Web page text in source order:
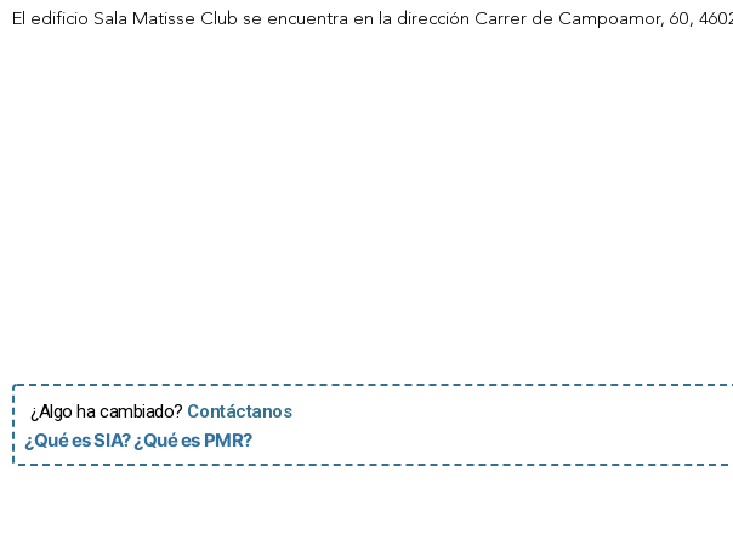
El edificio Sala Matisse Club se encuentra en la dirección Carrer de Campoamor, 60,
¿Algo ha cambiado? Contáctanos
¿Qué es SIA?¿Qué es PMR?